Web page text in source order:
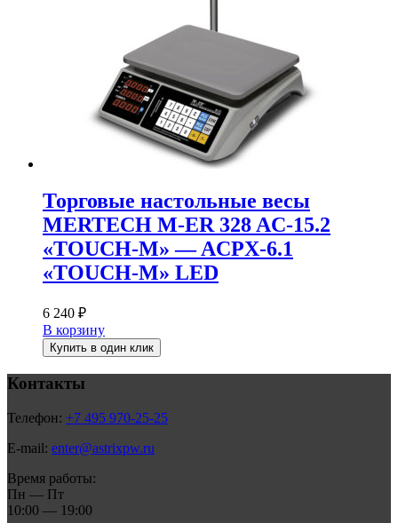
Торговые настольные весы
MERTECH M-ER 328 AC-15.2
«TOUCH-M» — ACPX-6.1
«TOUCH-M» LED
6 240 ₽
В корзину
Купить в один клик
Контакты
Телефон: +7 495 970-25-25
E-mail: enter@astrixpw.ru
Время работы:
Пн — Пт
10:00 — 19:00